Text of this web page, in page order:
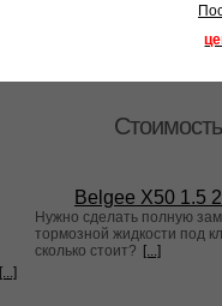
[...]
Belgee X50 1.5
Нужно сделать полную
тормозной жидкости под
сколько стоит? [...]